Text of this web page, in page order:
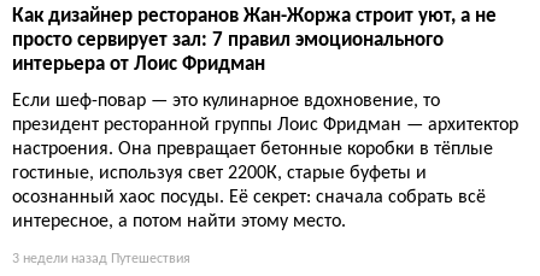
Как дизайнер ресторанов Жан-Жоржа строит уют, а не
просто сервирует зал: 7 правил эмоционального
интерьера от Лоис Фридман
Если шеф-повар — это кулинарное вдохновение, то
президент ресторанной группы Лоис Фридман — архитектор
настроения. Она превращает бетонные коробки в тёплые
гостиные, используя свет 2200К, старые буфеты и
осознанный хаос посуды. Её секрет: сначала собрать всё
интересное, а потом найти этому место.
3 недели назад Путешествия